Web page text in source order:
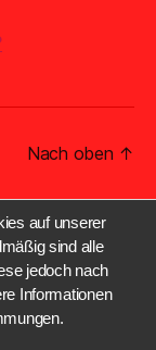
Nach oben ↑
auf unserer
sind alle
jedoch nach
Informationen